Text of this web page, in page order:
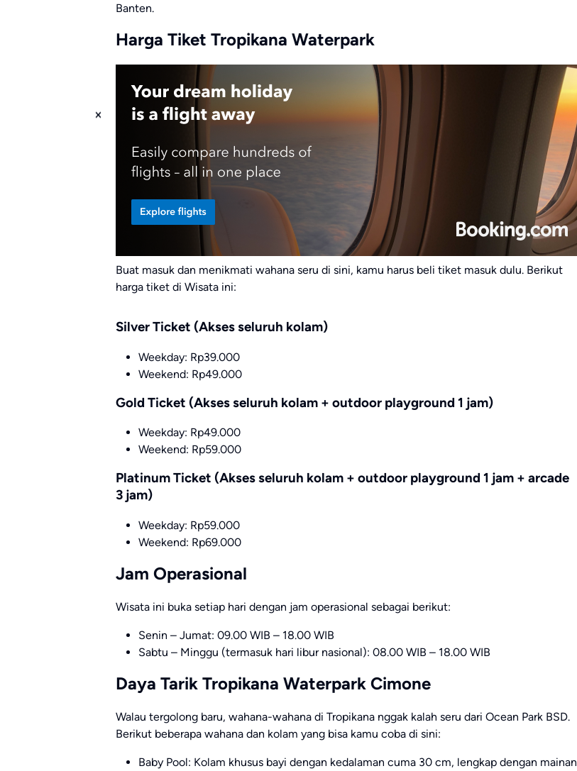
Banten.
Harga Tiket Tropikana Waterpark
Buat masuk dan menikmati wahana seru di sini, kamu harus beli tiket masuk dulu. Berikut
harga tiket di Wisata ini:
Silver Ticket (Akses seluruh kolam)
Weekday: Rp39.000
Weekend: Rp49.000
Gold Ticket (Akses seluruh kolam + outdoor playground 1 jam)
Weekday: Rp49.000
Weekend: Rp59.000
Platinum Ticket (Akses seluruh kolam + outdoor playground 1 jam + arcade
3 jam)
Weekday: Rp59.000
Weekend: Rp69.000
Jam Operasional
Wisata ini buka setiap hari dengan jam operasional sebagai berikut:
Senin – Jumat: 09.00 WIB – 18.00 WIB
Sabtu – Minggu (termasuk hari libur nasional): 08.00 WIB – 18.00 WIB
Daya Tarik Tropikana Waterpark Cimone
Walau tergolong baru, wahana-wahana di Tropikana nggak kalah seru dari Ocean Park BSD.
Berikut beberapa wahana dan kolam yang bisa kamu coba di sini:
Baby Pool: Kolam khusus bayi dengan kedalaman cuma 30 cm, lengkap dengan mainan